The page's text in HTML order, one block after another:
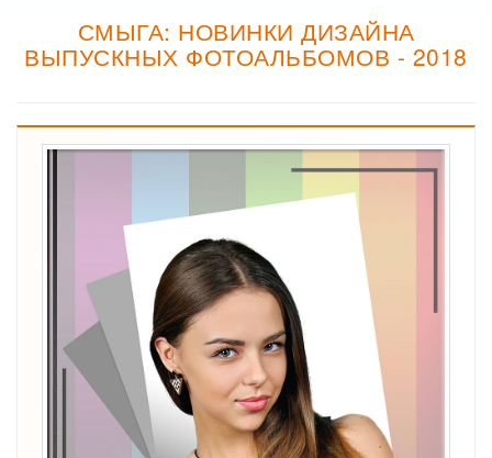
СМЫГА: НОВИНКИ ДИЗАЙНА
ВЫПУСКНЫХ ФОТОАЛЬБОМОВ - 2018